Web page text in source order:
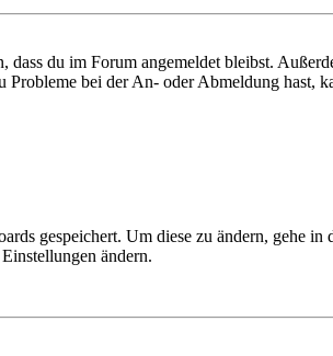
du im Forum angemeldet bleibst.
bei der An- oder Abmeldung hast,
gespeichert. Um diese zu ändern, gehe
ändern.